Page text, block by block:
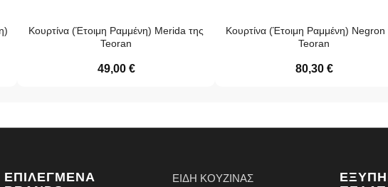
Κουρτίνα (Έτοιμη Ραμμένη) Merida της
Teoran
49,00 €
Κουρτίνα (Έτοιμη Ραμμένη) Negron
Teoran
80,30 €
ΕΠΙΛΕΓΜΈΝΑ
ΕΙΔΗ ΚΟΥΖΙΝΑΣ